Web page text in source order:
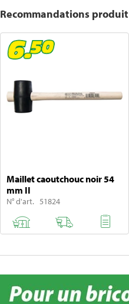
Recommandations produit
Maillet caoutchouc noir 54
mm II
N° d'art. 51824